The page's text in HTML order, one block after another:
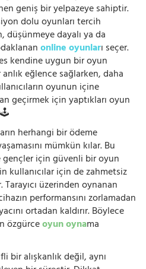
geniş bir yelpazeye sahiptir.
dolu oyunları tercih
dayalı ya da
online oyunları seçer.
kendine uygun bir oyun
eğlence sağlarken, daha
oyunun içine
geçirmek için yaptıkları oyun
herhangi bir ödeme
mümkün kılar. Bu
için güvenli bir oyun
kullanıcılar için de zahmetsiz
üzerinden oynanan
performansını zorlamadan
ortadan kaldırır. Böylece
özgürceoyun oynama
bir alışkanlık değil, aynı